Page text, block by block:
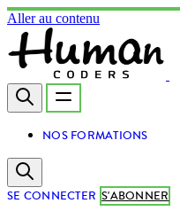
Aller au contenu
NOS FORMATIONS
SE CONNECTER S'ABONNER